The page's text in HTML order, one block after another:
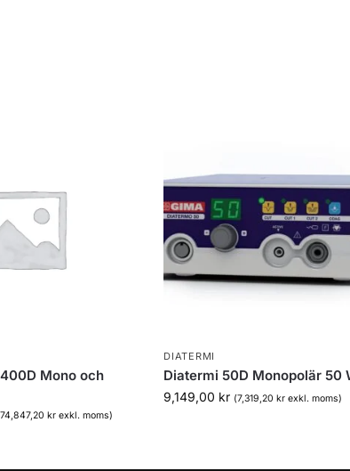
Mono och
74,847,20 krexkl. moms)
DIATERMI
Diatermi 50D Monopolär 50
9,149,00 kr (7,319,20kr exkl. moms)